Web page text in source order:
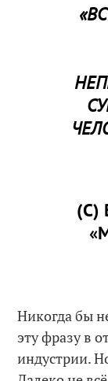
(С)
Никогда бы
эту фразу в
индустрии.